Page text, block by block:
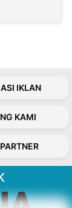
IKLAN
KAMI